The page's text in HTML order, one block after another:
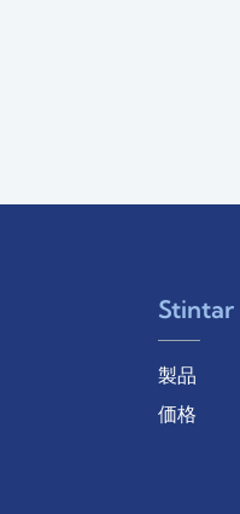
Stintar
製品
価格